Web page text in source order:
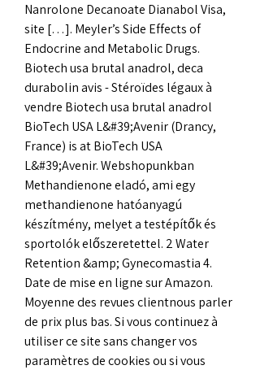
Nanrolone Decanoate Dianabol Visa,
site […]. Meyler’s Side Effects of
Endocrine and Metabolic Drugs.
Biotech usa brutal anadrol, deca
durabolin avis - Stéroïdes légaux à
vendre Biotech usa brutal anadrol
BioTech USA L&#39;Avenir (Drancy,
France) is at BioTech USA
L&#39;Avenir. Webshopunkban
Methandienone eladó, ami egy
methandienone hatóanyagú
készítmény, melyet a testépítők és
sportolók előszeretettel. 2 Water
Retention &amp; Gynecomastia 4.
Date de mise en ligne sur Amazon.
Moyenne des revues clientnous parler
de prix plus bas. Si vous continuez à
utiliser ce site sans changer vos
paramètres de cookies ou si vous